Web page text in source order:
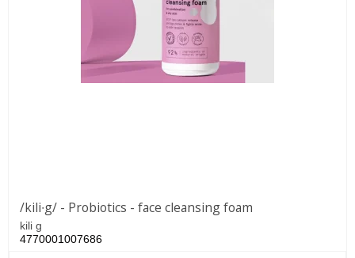
/kili∙g/ - Probiotics - face cleansing foam
kili g
4770001007686